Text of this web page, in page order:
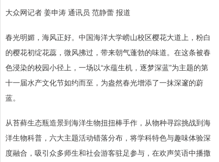
大众网记者 姜申涛 通讯员 范静蕾 报道
春光明媚，海风正好。中国海洋大学崂山校区樱花大道上，粉白
的樱花初绽花蕊，微风拂过，带来朝气蓬勃的味道。在这条被春
色浸染的校园小径上，一场以“水蕴生机，逐梦深蓝”为主题的第
十一届水产文化节如约而至，为盎然春光增添了一抹深邃的蔚
蓝。
从苔藓生态瓶造景到海洋生物扭扭棒手作，从物种寻踪挑战到海
洋生物科普，六大主题活动错落分布，将学科特色与趣味体验深
度融合，吸引众多师生和社会游客驻足参与，在欢声笑语中播撒